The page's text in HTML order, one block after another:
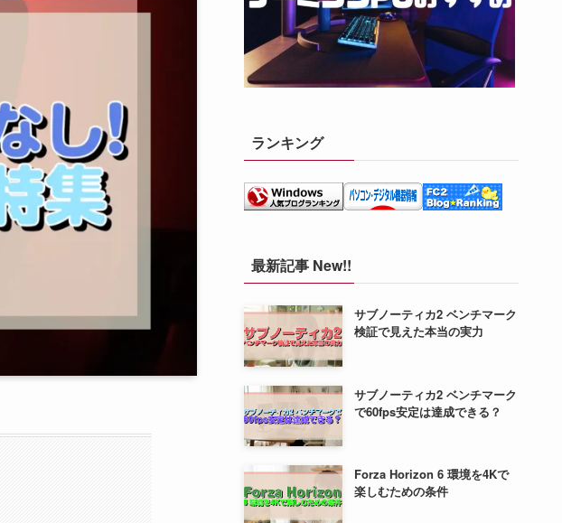
ランキング
最新記事 New!!
サブノーティカ2 ベンチマーク
検証で見えた本当の実力
サブノーティカ2 ベンチマーク
で60fps安定は達成できる？
Forza Horizon 6 環境を4Kで
楽しむための条件